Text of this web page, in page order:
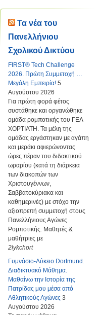
Τα νέα του
Πανελλήνιου
Σχολικού Δικτύου
FIRST® Tech Challenge
2026. Πρώτη Συμμετοχή …
Μεγάλη Εμπειρία! 5
Αυγούστου 2026
Για πρώτη φορά φέτος
συστάθηκε και οργανώθηκε
ομάδα ρομποτικής του ΓΕΛ
ΧΟΡΤΙΑΤΗ. Τα μέλη της
ομάδας εργάστηκαν με αγάπη
και μεράκι αφιερώνοντας
ώρες πέραν του διδακτικού
ωραρίου (κατά τη διάρκεια
των διακοπών των
Χριστουγέννων,
Σαββατοκύριακα και
καθημερινές) με στόχο την
αξιοπρεπή συμμετοχή στους
Πανελλήνιους Αγώνες
Ρομποτικής. Μαθητές &
μαθήτριες με
2lykchort
Γυμνάσιο-Λύκειο Dortmund.
Διαδικτυακό Μάθημα.
Μαθαίνω την Ιστορία της
Πατρίδας μου μέσα από
Αθλητικούς Αγώνες 3
Αυγούστου 2026